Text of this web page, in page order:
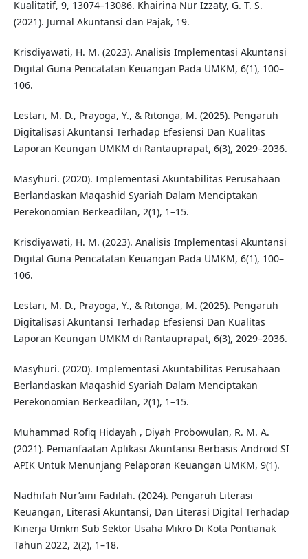
Kualitatif, 9, 13074–13086. Khairina Nur Izzaty, G. T. S.
(2021). Jurnal Akuntansi dan Pajak, 19.
Krisdiyawati, H. M. (2023). Analisis Implementasi Akuntansi
Digital Guna Pencatatan Keuangan Pada UMKM, 6(1), 100–
106.
Lestari, M. D., Prayoga, Y., & Ritonga, M. (2025). Pengaruh
Digitalisasi Akuntansi Terhadap Efesiensi Dan Kualitas
Laporan Keungan UMKM di Rantauprapat, 6(3), 2029–2036.
Masyhuri. (2020). Implementasi Akuntabilitas Perusahaan
Berlandaskan Maqashid Syariah Dalam Menciptakan
Perekonomian Berkeadilan, 2(1), 1–15.
Krisdiyawati, H. M. (2023). Analisis Implementasi Akuntansi
Digital Guna Pencatatan Keuangan Pada UMKM, 6(1), 100–
106.
Lestari, M. D., Prayoga, Y., & Ritonga, M. (2025). Pengaruh
Digitalisasi Akuntansi Terhadap Efesiensi Dan Kualitas
Laporan Keungan UMKM di Rantauprapat, 6(3), 2029–2036.
Masyhuri. (2020). Implementasi Akuntabilitas Perusahaan
Berlandaskan Maqashid Syariah Dalam Menciptakan
Perekonomian Berkeadilan, 2(1), 1–15.
Muhammad Rofiq Hidayah , Diyah Probowulan, R. M. A.
(2021). Pemanfaatan Aplikasi Akuntansi Berbasis Android SI
APIK Untuk Menunjang Pelaporan Keuangan UMKM, 9(1).
Nadhifah Nur’aini Fadilah. (2024). Pengaruh Literasi
Keuangan, Literasi Akuntansi, Dan Literasi Digital Terhadap
Kinerja Umkm Sub Sektor Usaha Mikro Di Kota Pontianak
Tahun 2022, 2(2), 1–18.